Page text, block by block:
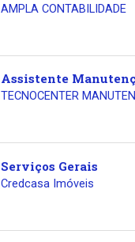
AMPLA CONTABILIDADE
Assistente
TECNOCENTER
Serviços Gerais
Credcasa Imóveis